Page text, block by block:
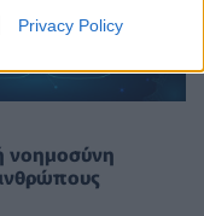
Privacy Policy
νοημοσύνη